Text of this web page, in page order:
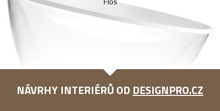
NÁVRHY INTERIÉRŮ OD DESIGNPRO.CZ